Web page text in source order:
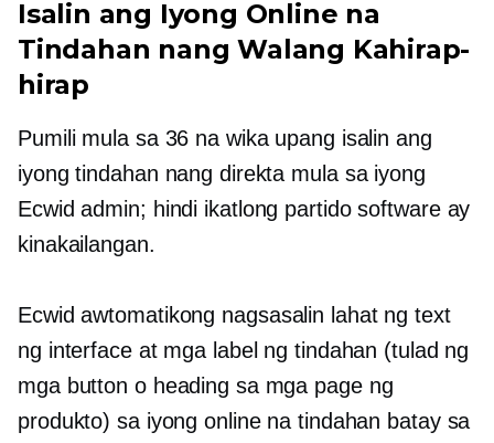
Isalin ang Iyong Online na
Tindahan nang Walang Kahirap-
hirap
Pumili mula sa 36 na wika upang isalin ang
iyong tindahan nang direkta mula sa iyong
Ecwid admin; hindi ikatlong partidosoftware ay
kinakailangan.
Ecwidawtomatikong nagsasalin lahat ng text
ng interface at mga label ng tindahan (tulad ng
mga button o heading sa mga page ng
produkto) sa iyong online na tindahan batay sa